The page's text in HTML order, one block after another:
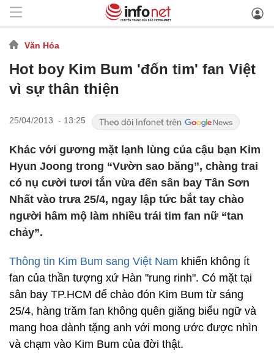
Văn Hóa
Hot boy Kim Bum 'đốn tim' fan Việt
vì sự thân thiện
25/04/2013 - 13:25
Khác với gương mặt lạnh lùng của cậu bạn Kim
Hyun Joong trong “Vườn sao băng”, chàng trai
có nụ cười tươi tắn vừa đến sân bay Tân Sơn
Nhất vào trưa 25/4, ngay lập tức bắt tay chào
người hâm mộ làm nhiều trái tim fan nữ “tan
chảy”.
Thông tin Kim Bum sang Việt Nam khiến không ít
fan của thần tượng xứ Hàn "rung rinh". Có mặt tại
sân bay TP.HCM để chào đón Kim Bum từ sáng
25/4, hàng trăm fan không quên giăng biểu ngữ và
mang hoa dành tặng anh với mong ước được nhìn
và chạm vào Kim Bum của đời thật.